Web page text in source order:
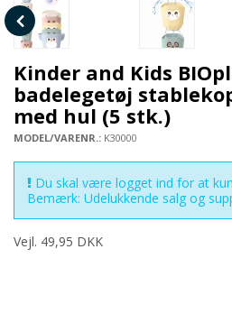
Kinder and Kids
badelegetøj
med hul (5 stk.)
MODEL/VARENR.: K30000
Du skal være logget ind for at
Bemærk: Udelukkende salg og
Vejl. 49,95 DKK